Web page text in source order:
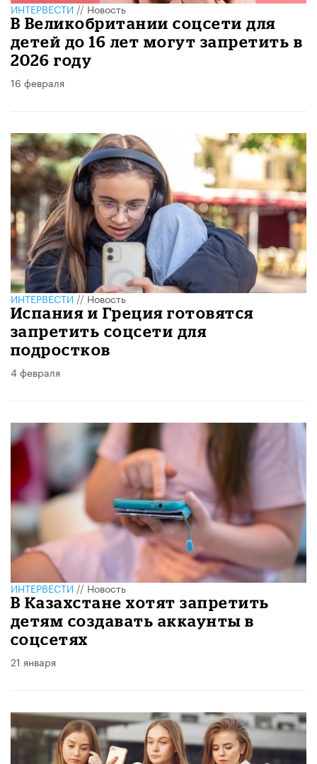
ИНТЕРВЕСТИ//Новость
В Великобритании соцсети для
детей до 16 лет могут запретить в
2026 году
16 февраля
ИНТЕРВЕСТИ//Новость
Испания и Греция готовятся
запретить соцсети для
подростков
4 февраля
ИНТЕРВЕСТИ//Новость
В Казахстане хотят запретить
детям создавать аккаунты в
соцсетях
21 января